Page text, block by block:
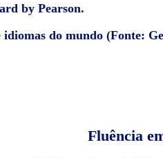
by Pearson.
idiomas do mundo (Fonte:
Fluência